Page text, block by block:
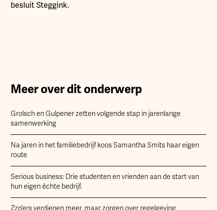
besluit Steggink.
Meer over dit onderwerp
Grolsch en Gulpener zetten volgende stap in jarenlange
samenwerking
Na jaren in het familiebedrijf koos Samantha Smits haar eigen
route
Serious business: Drie studenten en vrienden aan de start van
hun eigen échte bedrijf.
Zzp’ers verdienen meer, maar zorgen over regelgeving